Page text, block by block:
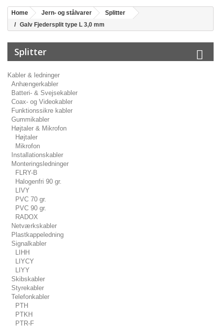
Home Jern- og stålvarer
Splitter
Galv Fjedersplit type L 3,0 mm
Splitter
Kabler & ledninger
Anhængerkabler
Batteri- & Svejsekabler
Coax- og Videokabler
Funktionssikre kabler
Gummikabler
Højtaler & Mikrofon
Højtaler
Mikrofon
Installationskabler
Monteringsledninger
FLRY-B
Halogenfri 90 gr.
LIVY
PVC 70 gr.
PVC 90 gr.
RADOX
Netværkskabler
Plastkappeledning
Signalkabler
LIHH
LIYCY
LIYY
Skibskabler
Styrekabler
Telefonkabler
PTH
PTKH
PTR-F